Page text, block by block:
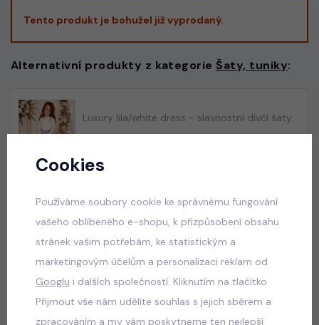
Tento produkt je bohužel již vyprodaný.
Alternativní produkty z kategorie Šaty, tuniky:
Luxury lila/white dress - slavnostní dívčí šaty
skladem
550 Kč
Luxury royal blue dress
skladem
550 Kč
Cookies
Používáme soubory cookie ke správnému fungování
vašeho oblíbeného e-shopu, k přizpůsobení obsahu
stránek vašim potřebám, ke statistickým a
marketingovým účelům a personalizaci reklam od
Googlu i dalších společností. Kliknutím na tlačítko
Přijmout vše nám udělíte souhlas s jejich sběrem a
zpracováním a my vám poskytneme ten nejlepší